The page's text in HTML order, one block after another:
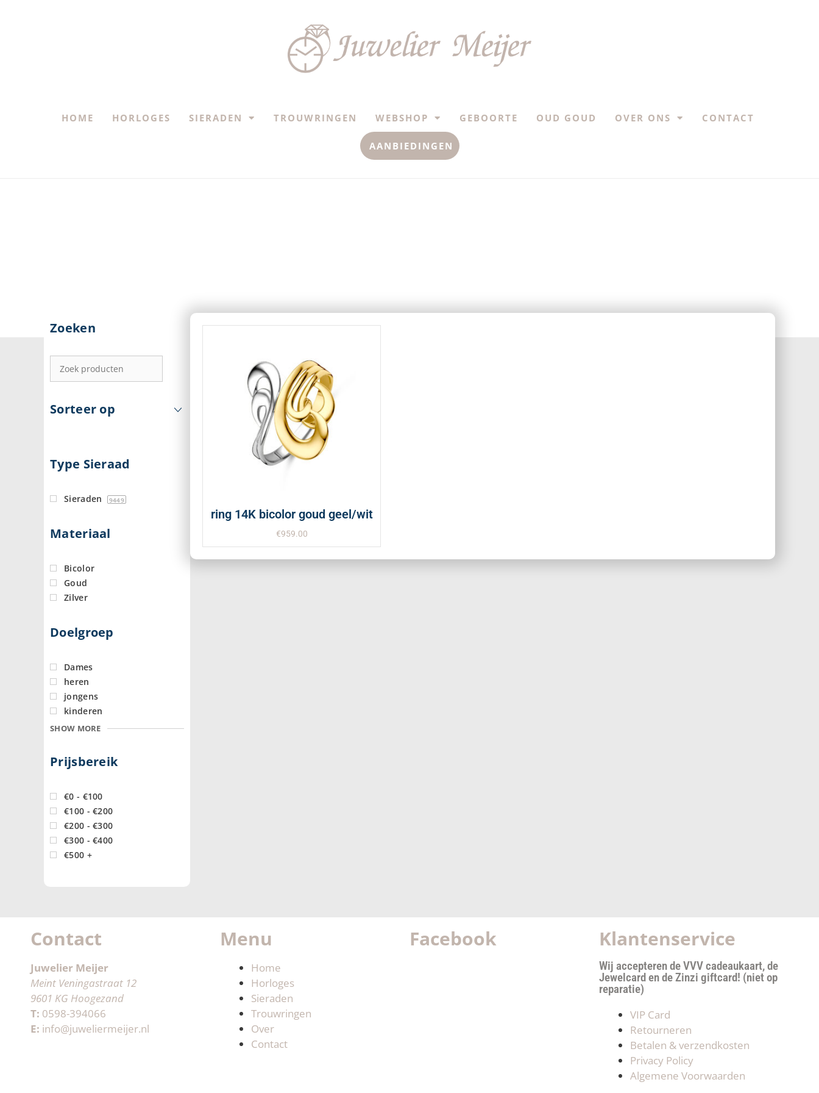
HOME HORLOGES SIERADEN TROUWRINGEN WEBSHOP GEBOORTE OUD GOUD OVER ONS CONTACT
AANBIEDINGEN
Zoeken
Sorteer op
Type Sieraad
Sieraden 9449
Materiaal
Bicolor
Goud
Zilver
Doelgroep
Dames
heren
jongens
kinderen
SHOW MORE
Prijsbereik
€0 - €100
€100 - €200
€200 - €300
€300 - €400
€500 +
ring 14K bicolor goud geel/wit
€959.00
Contact
Juwelier Meijer
Meint Veningastraat 12
9601 KG Hoogezand
T: 0598-394066
E: info@juweliermeijer.nl
Menu
Home
Horloges
Sieraden
Trouwringen
Over
Contact
Facebook Klantenservice
Wij accepteren de VVV cadeaukaart, de
Jewelcard en de Zinzi giftcard! (niet op
reparatie)
VIP Card
Retourneren
Betalen & verzendkosten
Privacy Policy
Algemene Voorwaarden